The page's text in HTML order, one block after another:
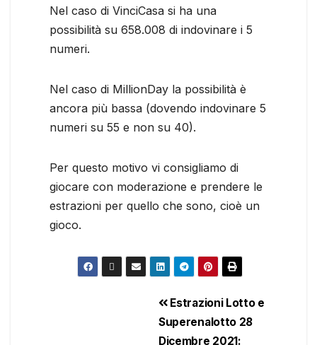
Nel caso di VinciCasa si ha una
possibilità su 658.008 di indovinare i 5
numeri.
Nel caso di MillionDay la possibilità è
ancora più bassa (dovendo indovinare 5
numeri su 55 e non su 40).
Per questo motivo vi consigliamo di
giocare con moderazione e prendere le
estrazioni per quello che sono, cioè un
gioco.
Estrazioni Lotto e
Superenalotto 28
Dicembre 2021: